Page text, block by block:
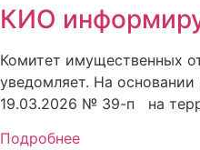
КИО
Комитет имущественных
уведомляет. На основании
19.03.2026 № 39-п на
Подробнее